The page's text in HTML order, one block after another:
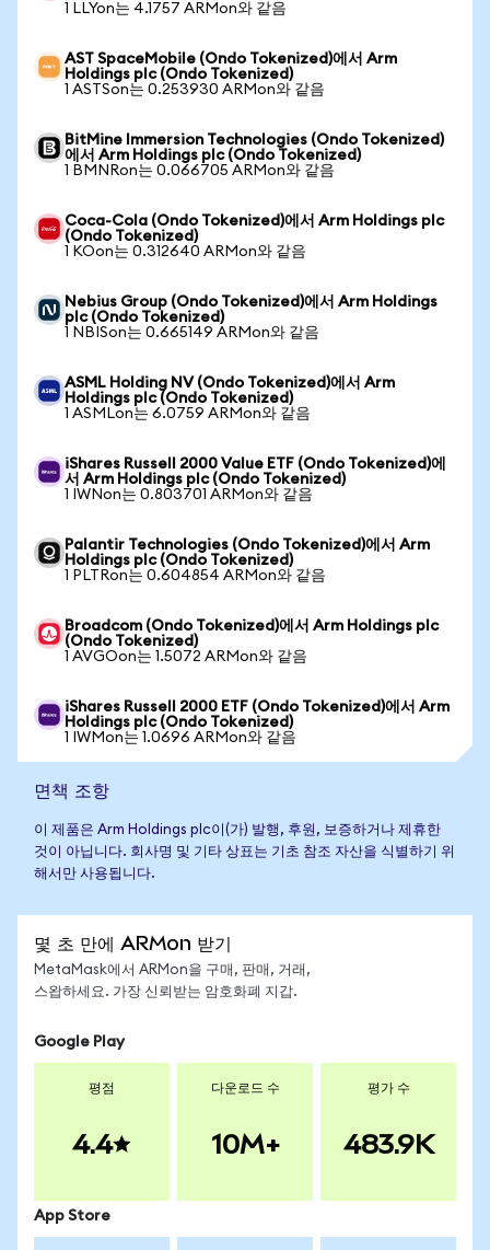
1 LLYon는 4.1757 ARMon와 같음
AST SpaceMobile (Ondo Tokenized)에서 Arm
Holdings plc (Ondo Tokenized)
1 ASTSon는 0.253930 ARMon와 같음
BitMine Immersion Technologies (Ondo Tokenized)
에서 Arm Holdings plc (Ondo Tokenized)
1 BMNRon는 0.066705 ARMon와 같음
Coca-Cola (Ondo Tokenized)에서 Arm Holdings plc
(Ondo Tokenized)
1 KOon는 0.312640 ARMon와 같음
Nebius Group (Ondo Tokenized)에서 Arm Holdings
plc (Ondo Tokenized)
1 NBISon는 0.665149 ARMon와 같음
ASML Holding NV (Ondo Tokenized)에서 Arm
Holdings plc (Ondo Tokenized)
1 ASMLon는 6.0759 ARMon와 같음
iShares Russell 2000 Value ETF (Ondo Tokenized)에
서 Arm Holdings plc (Ondo Tokenized)
1 IWNon는 0.803701 ARMon와 같음
Palantir Technologies (Ondo Tokenized)에서 Arm
Holdings plc (Ondo Tokenized)
1 PLTRon는 0.604854 ARMon와 같음
Broadcom (Ondo Tokenized)에서 Arm Holdings plc
(Ondo Tokenized)
1 AVGOon는 1.5072 ARMon와 같음
iShares Russell 2000 ETF (Ondo Tokenized)에서 Arm
Holdings plc (Ondo Tokenized)
1 IWMon는 1.0696 ARMon와 같음
면책 조항
이 제품은 Arm Holdings plc이(가) 발행, 후원, 보증하거나 제휴한
것이 아닙니다. 회사명 및 기타 상표는 기초 참조 자산을 식별하기 위
해서만 사용됩니다.
몇 초 만에 ARMon 받기
MetaMask에서 ARMon을 구매, 판매, 거래,
스왑하세요. 가장 신뢰받는 암호화폐 지갑.
Google Play
평점
4.4
다운로드 수
10M+
평가 수
483.9K
App Store